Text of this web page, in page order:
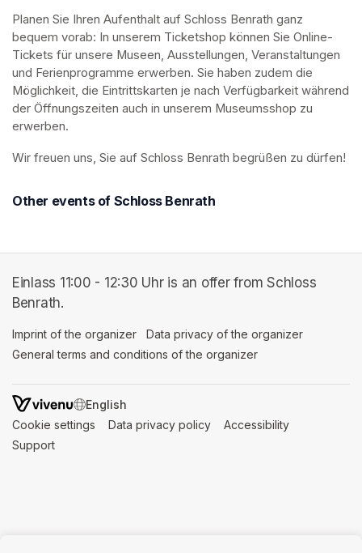
Planen Sie Ihren Aufenthalt auf Schloss Benrath ganz
bequem vorab: In unserem Ticketshop können Sie Online-
Tickets für unsere Museen, Ausstellungen, Veranstaltungen
und Ferienprogramme erwerben. Sie haben zudem die
Möglichkeit, die Eintrittskarten je nach Verfügbarkeit während
der Öffnungszeiten auch in unserem Museumsshop zu
erwerben.
Wir freuen uns, Sie auf Schloss Benrath begrüßen zu dürfen!
Other events of Schloss Benrath
Einlass 11:00 - 12:30 Uhr is an offer from Schloss
Benrath.
Imprint of the organizer (opens in a new tab)
Data privacy of the organizer
General terms and conditions of the organizer
SWITCH LANGUAGE
Cookie settings (opens in a new tab)
Data privacy policy (opens in a new tab)
Accessibility
Support